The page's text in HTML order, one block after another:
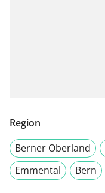
Region
Berner Oberland
Emmental
Bern